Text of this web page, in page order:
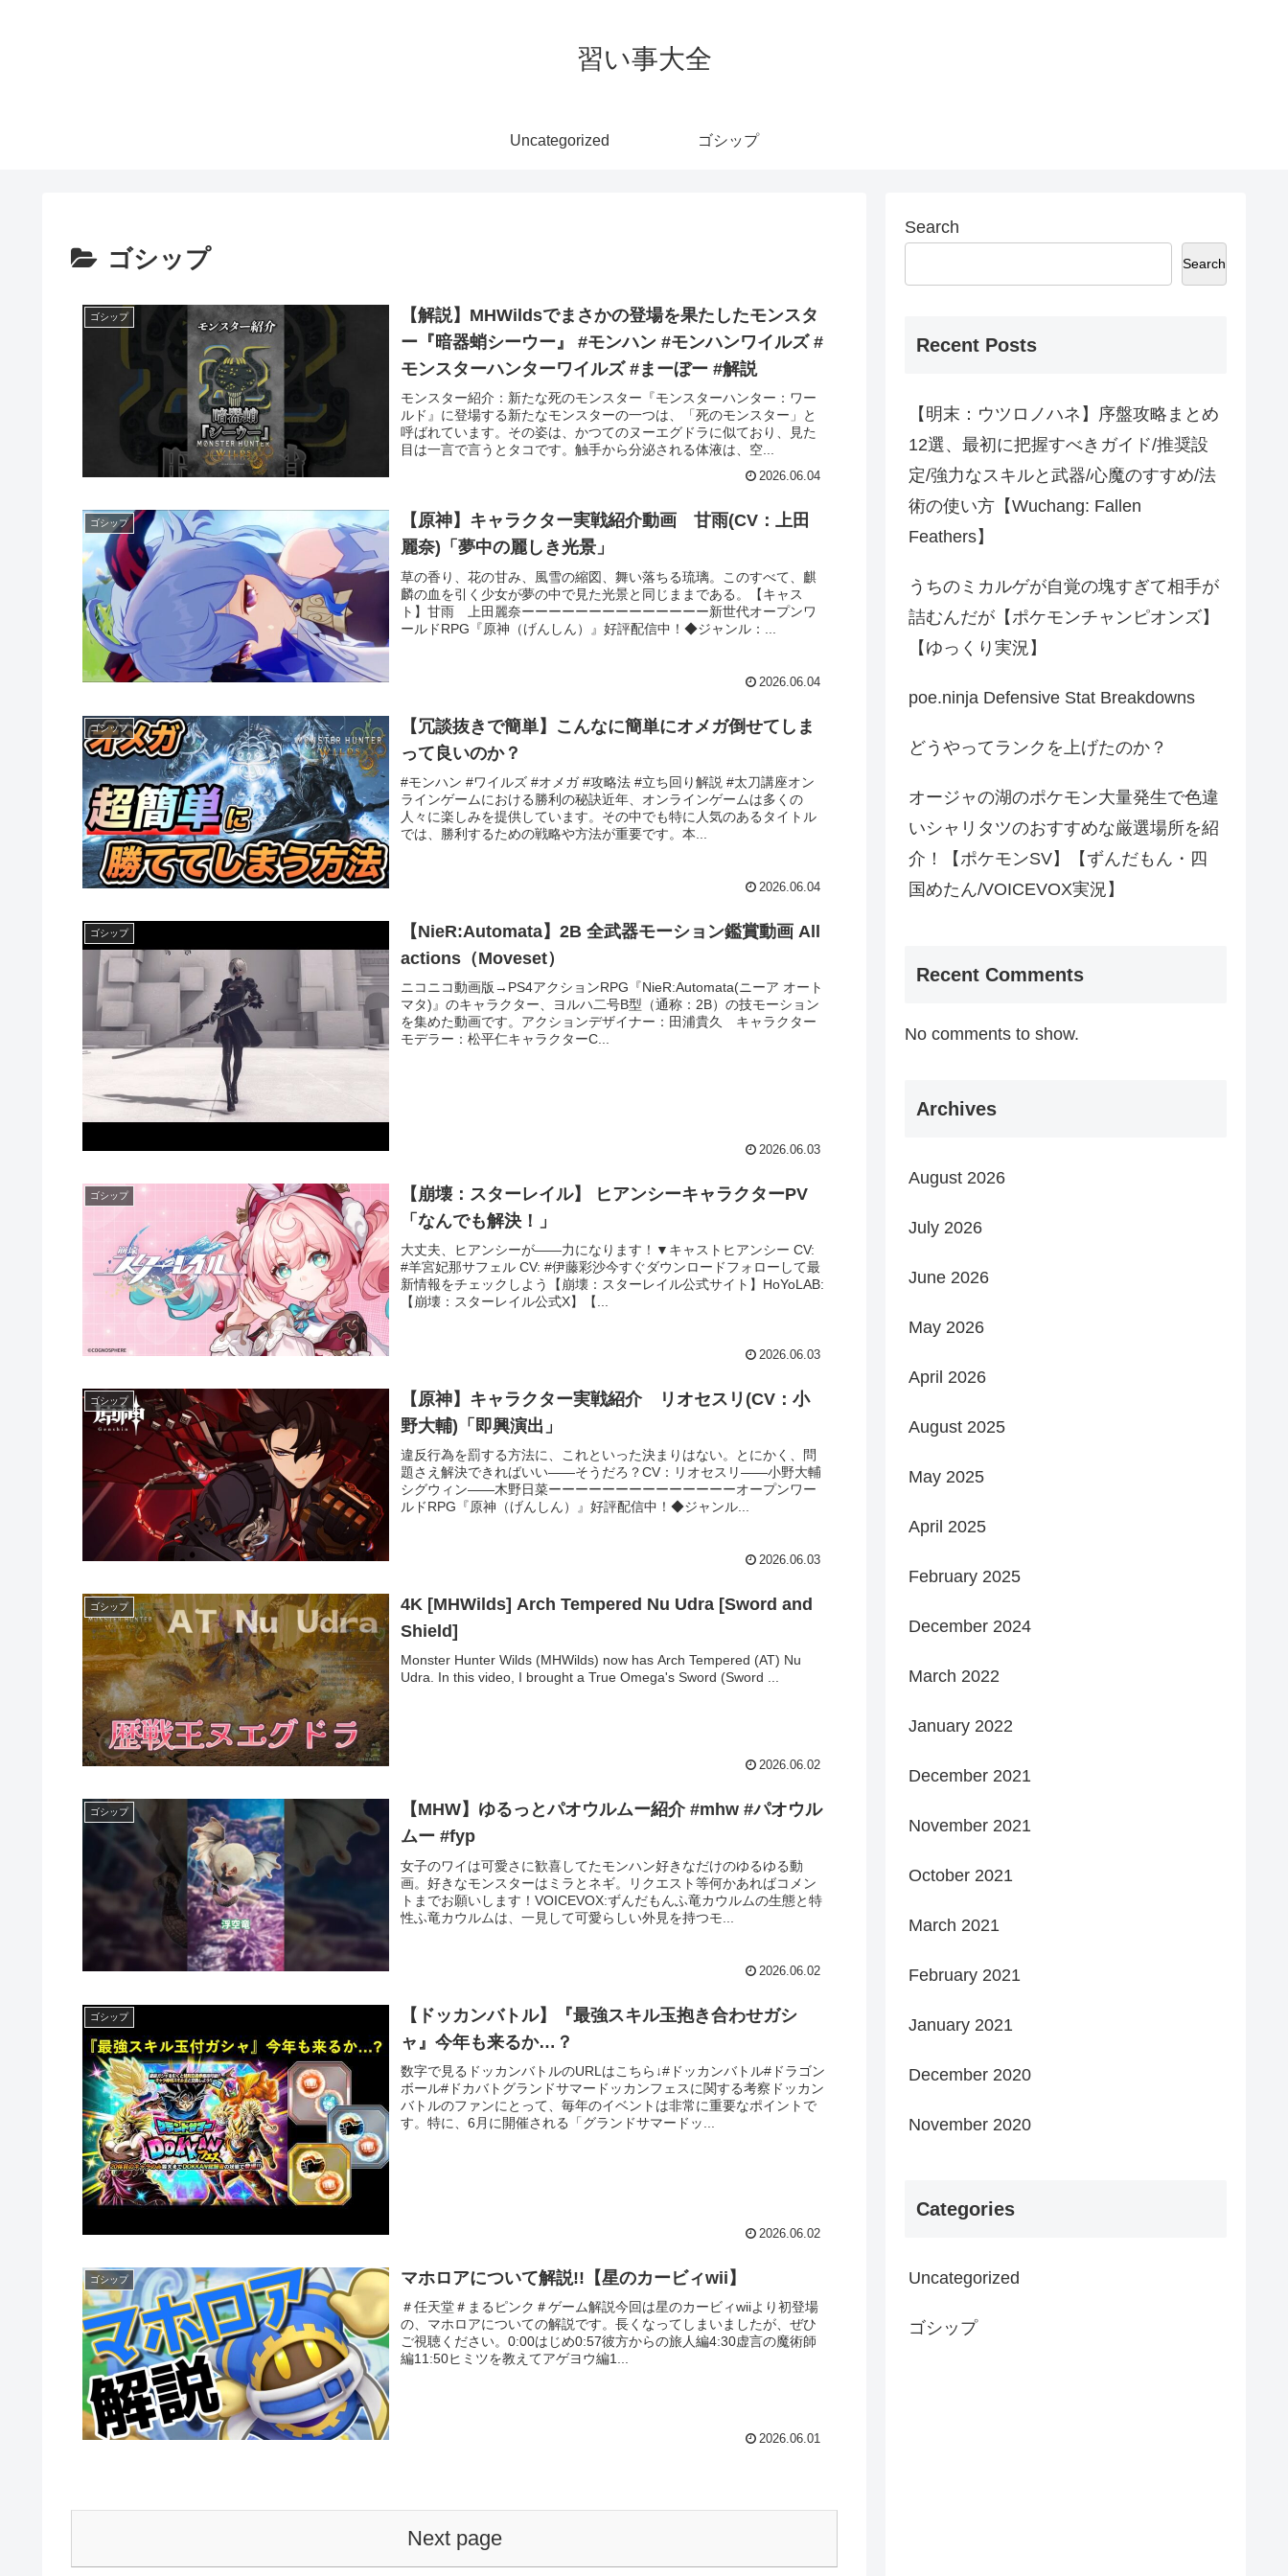
習い事大全
Uncategorized ゴシップ
ゴシップ
ゴシップ
【解説】MHWildsでまさかの登場を果たしたモンスタ
ー『暗器蛸シーウー』 #モンハン #モンハンワイルズ #
モンスターハンターワイルズ #まーぼー #解説
モンスター紹介：新たな死のモンスター『モンスターハンター：ワー
ルド』に登場する新たなモンスターの一つは、「死のモンスター」と
呼ばれています。その姿は、かつてのヌーエグドラに似ており、見た
目は一言で言うとタコです。触手から分泌される体液は、空...
2026.06.04
ゴシップ
【原神】キャラクター実戦紹介動画 甘雨(CV：上田
麗奈)「夢中の麗しき光景」
草の香り、花の甘み、風雪の縮図、舞い落ちる琉璃。このすべて、麒
麟の血を引く少女が夢の中で見た光景と同じままである。【キャス
ト】甘雨 上田麗奈ーーーーーーーーーーーーーー新世代オープンワ
ールドRPG『原神（げんしん）』好評配信中！◆ジャンル：...
2026.06.04
ゴシップ
【冗談抜きで簡単】こんなに簡単にオメガ倒せてしま
って良いのか？
#モンハン #ワイルズ #オメガ #攻略法 #立ち回り解説 #太刀講座オン
ラインゲームにおける勝利の秘訣近年、オンラインゲームは多くの
人々に楽しみを提供しています。その中でも特に人気のあるタイトル
では、勝利するための戦略や方法が重要です。本...
2026.06.04
ゴシップ
【NieR:Automata】2B 全武器モーション鑑賞動画 All
actions（Moveset）
ニコニコ動画版→PS4アクションRPG『NieR:Automata(ニーア オート
マタ)』のキャラクター、ヨルハ二号B型（通称：2B）の技モーション
を集めた動画です。アクションデザイナー：田浦貴久 キャラクター
モデラー：松平仁キャラクターC...
2026.06.03
ゴシップ
【崩壊：スターレイル】 ヒアンシーキャラクターPV
「なんでも解決！」
大丈夫、ヒアンシーが——力になります！▼キャストヒアンシー CV:
#羊宮妃那サフェル CV: #伊藤彩沙今すぐダウンロードフォローして最
新情報をチェックしよう【崩壊：スターレイル公式サイト】HoYoLAB:
【崩壊：スターレイル公式X】【...
2026.06.03
ゴシップ
【原神】キャラクター実戦紹介 リオセスリ(CV：小
野大輔)「即興演出」
違反行為を罰する方法に、これといった決まりはない。とにかく、問
題さえ解決できればいい——そうだろ？CV：リオセスリ——小野大輔
シグウィン——木野日菜ーーーーーーーーーーーーーーオープンワー
ルドRPG『原神（げんしん）』好評配信中！◆ジャンル...
2026.06.03
ゴシップ
4K [MHWilds] Arch Tempered Nu Udra [Sword and
Shield]
Monster Hunter Wilds (MHWilds) now has Arch Tempered (AT) Nu
Udra. In this video, I brought a True Omega's Sword (Sword ...
2026.06.02
ゴシップ
【MHW】ゆるっとパオウルムー紹介 #mhw #パオウル
ムー #fyp
女子のワイは可愛さに歓喜してたモンハン好きなだけのゆるゆる動
画。好きなモンスターはミラとネギ。リクエスト等何かあればコメン
トまでお願いします！VOICEVOX:ずんだもんふ竜カウルムの生態と特
性ふ竜カウルムは、一見して可愛らしい外見を持つモ...
2026.06.02
ゴシップ
【ドッカンバトル】『最強スキル玉抱き合わせガシ
ャ』今年も来るか…？
数字で見るドッカンバトルのURLはこちら↓#ドッカンバトル#ドラゴン
ボール#ドカバトグランドサマードッカンフェスに関する考察ドッカン
バトルのファンにとって、毎年のイベントは非常に重要なポイントで
す。特に、6月に開催される「グランドサマードッ...
2026.06.02
ゴシップ マホロアについて解説!!【星のカービィwii】
＃任天堂＃まるピンク＃ゲーム解説今回は星のカービィwiiより初登場
の、マホロアについての解説です。長くなってしまいましたが、ぜひ
ご視聴ください。0:00はじめ0:57彼方からの旅人編4:30虚言の魔術師
編11:50ヒミツを教えてアゲヨウ編1...
2026.06.01
Next page
Search
Search
Recent Posts
【明末：ウツロノハネ】序盤攻略まとめ
12選、最初に把握すべきガイド/推奨設
定/強力なスキルと武器/心魔のすすめ/法
術の使い方【Wuchang: Fallen
Feathers】
うちのミカルゲが自覚の塊すぎて相手が
詰むんだが【ポケモンチャンピオンズ】
【ゆっくり実況】
poe.ninja Defensive Stat Breakdowns
どうやってランクを上げたのか？
オージャの湖のポケモン大量発生で色違
いシャリタツのおすすめな厳選場所を紹
介！【ポケモンSV】【ずんだもん・四
国めたん/VOICEVOX実況】
Recent Comments
No comments to show.
Archives
August 2026
July 2026
June 2026
May 2026
April 2026
August 2025
May 2025
April 2025
February 2025
December 2024
March 2022
January 2022
December 2021
November 2021
October 2021
March 2021
February 2021
January 2021
December 2020
November 2020
Categories
Uncategorized
ゴシップ